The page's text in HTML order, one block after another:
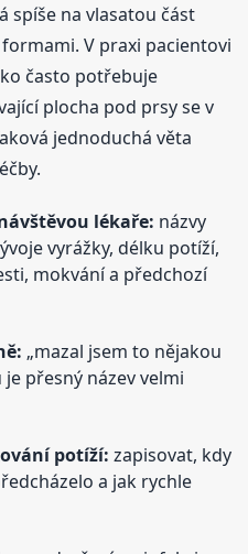
spíše na vlasatou část
V praxi pacientovi
často potřebuje
plocha pod prsy se v
jednoduchá věta
lékaře: názvy
vyrážky, délku potíží,
mokvání a předchozí
„mazal jsem to nějakou
přesný název velmi
potíží: zapisovat, kdy
a jak rychle